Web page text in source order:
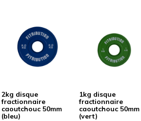
2kg disque
fractionnaire
caoutchouc 50mm
(bleu)
1kg disque
fractionnaire
caoutchouc 50mm
(vert)